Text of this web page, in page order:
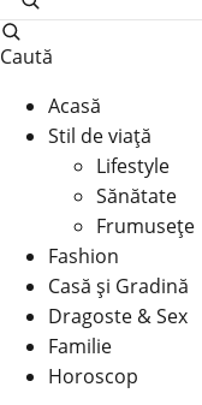
Caută
Acasă
Stil de viață
Lifestyle
Sănătate
Frumusețe
Fashion
Casă şi Gradină
Dragoste & Sex
Familie
Horoscop